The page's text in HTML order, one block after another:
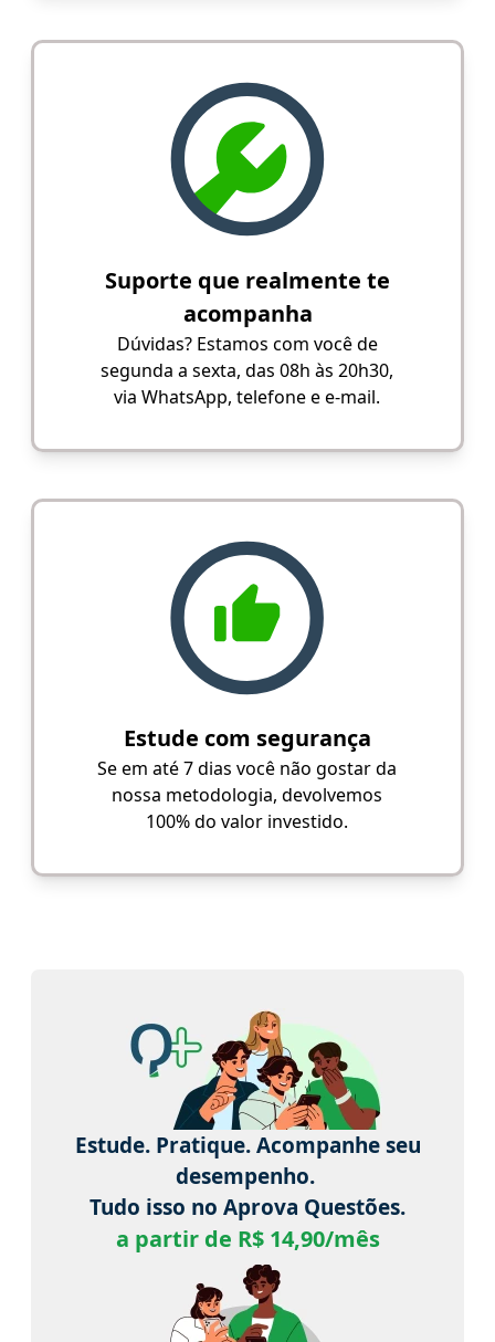
Suporte que realmente te
acompanha
Dúvidas? Estamos com você de
segunda a sexta, das 08h às 20h30,
via WhatsApp, telefone e e-mail.
Estude com segurança
Se em até 7 dias você não gostar da
nossa metodologia, devolvemos
100% do valor investido.
Estude. Pratique. Acompanhe seu
desempenho.
Tudo isso no Aprova Questões.
a partir de R$ 14,90/mês